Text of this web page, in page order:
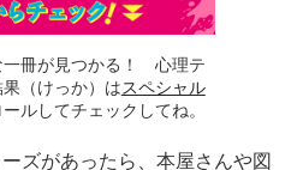
一冊が見つかる！ 心理テ
（けっか）はスペシャル
ルしてチェックしてね。
ズがあったら、本屋さんや図